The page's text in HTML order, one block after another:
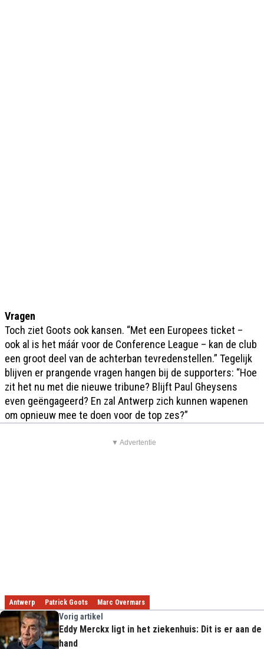
Vragen
Toch ziet Goots ook kansen. “Met een Europees ticket –
ook al is het máár voor de Conference League – kan de club
een groot deel van de achterban tevredenstellen.” Tegelijk
blijven er prangende vragen hangen bij de supporters: “Hoe
zit het nu met die nieuwe tribune? Blijft Paul Gheysens
even geëngageerd? En zal Antwerp zich kunnen wapenen
om opnieuw mee te doen voor de top zes?”
▼ Advertentie
Antwerp Patrick Goots Marc Overmars
Vorig artikel
Eddy Merckx ligt in het ziekenhuis: Dit is er aan de
hand